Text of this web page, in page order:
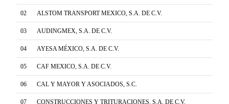
02 ALSTOM TRANSPORT MEXICO, S.A. DE C.V.
03 AUDINGMEX, S.A. DE C.V.
04 AYESA MÉXICO, S.A. DE C.V.
05 CAF MEXICO, S.A. DE C.V.
06 CAL Y MAYOR Y ASOCIADOS, S.C.
07 CONSTRUCCIONES Y TRITURACIONES, S.A. DE C.V.